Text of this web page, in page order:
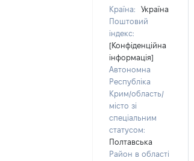
Країна:
Україна
Поштовий
індекс:
[Конфіденційна
інформація]
Автономна
Республіка
Крим/область/
місто зі
спеціальним
статусом:
Полтавська
Район в області